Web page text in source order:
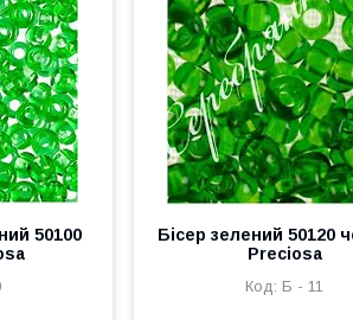
50100
Бісер зелений 50120
Preciosa
Б - 11